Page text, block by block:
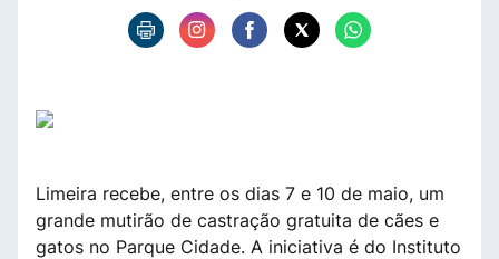
Limeira recebe, entre os dias 7 e 10 de maio, um
grande mutirão de castração gratuita de cães e
gatos no Parque Cidade. A iniciativa é do Instituto